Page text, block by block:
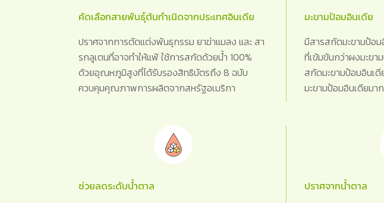
คัดเลือกสายพันธุ์ต้นกำเนิดจากประเทศอินเดีย
ปราศจากการตัดแต่งพันธุกรรม ยาฆ่าแมลง และ สา
รกลูเตนที่อาจทำให้แพ้ ใช้การสกัดด้วยน้ำ 100%
ด้วยอุณหภูมิสูงที่ได้รับรองสิทธิบัตรถึง 8 ฉบับ
ควบคุมคุณภาพการผลิตจากสหรัฐอเมริกา
มะขามป้อมอินเดีย
มีสารสกัดมะขามป้อ
ที่เข้มข้นกว่าผงมะขา
สกัดมะขามป้อมอินเดี
มะขามป้อมอินเดียม
ช่วยลดระดับน้ำตาล
ปราศจากน้ำตาล